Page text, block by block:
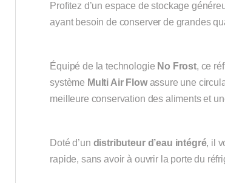
Profitez d’un espace de stockage
ayant besoin de conserver de grandes
Équipé de la technologie No Frost, ce
système Multi Air Flowassure une
meilleure conservation des aliments et
Doté d’un distributeur d’eau intégré, il
rapide, sans avoir à ouvrir la porte du